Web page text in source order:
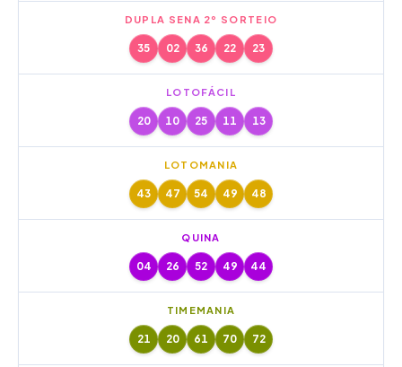
DUPLA SENA 2º SORTEIO
35 02 36 22 23
LOTOFÁCIL
20 10 25 11 13
LOTOMANIA
43 47 54 49 48
QUINA
04 26 52 49 44
TIMEMANIA
21 20 61 70 72